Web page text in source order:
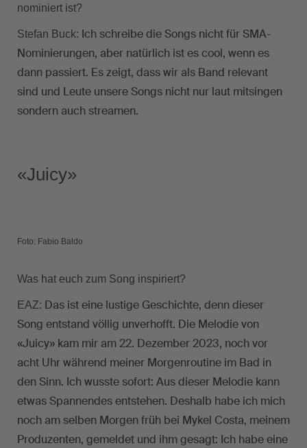
nominiert ist?
Stefan Buck: Ich schreibe die Songs nicht für SMA-
Nominierungen, aber natürlich ist es cool, wenn es
dann passiert. Es zeigt, dass wir als Band relevant
sind und Leute unsere Songs nicht nur laut mitsingen
sondern auch streamen.
«Juicy»
Foto: Fabio Baldo
Was hat euch zum Song inspiriert?
EAZ: Das ist eine lustige Geschichte, denn dieser
Song entstand völlig unverhofft. Die Melodie von
«Juicy» kam mir am 22. Dezember 2023, noch vor
acht Uhr während meiner Morgenroutine im Bad in
den Sinn. Ich wusste sofort: Aus dieser Melodie kann
etwas Spannendes entstehen. Deshalb habe ich mich
noch am selben Morgen früh bei Mykel Costa, meinem
Produzenten, gemeldet und ihm gesagt: Ich habe eine